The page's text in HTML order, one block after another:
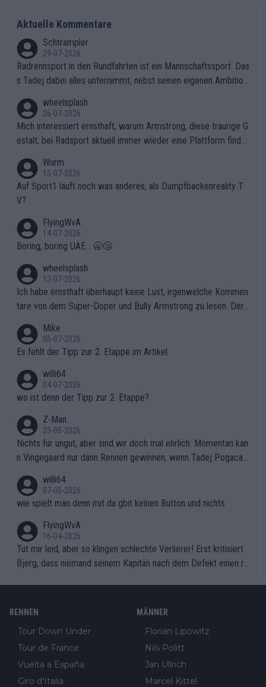
Aktuelle Kommentare
Schtrampler
29-07-2026
Radrennsport in den Rundfahrten ist ein Mannschaftssport. Das
s Tadej dabei alles unternimmt, nebst seinen eigenen Ambition
ganze Team auch mental stark zu machen und konkret am Erf
olg teilzuhaben, ist ihm ganz hoch anzurechnen. Das ist ein Zei
chen weit über den Radsport hinaus.
wheelsplash
26-07-2026
Mich interessiert ernsthaft, warum Armstrong, diese traurige G
estalt, bei Radsport aktuell immer wieder eine Plattform finde
Wurm
15-07-2026
Auf Sport1 läuft noch was anderes, als Dumpfbackenreality T
V?
FlyingWvA
14-07-2026
Boring, boring UAE... 🥱😴
wheelsplash
13-07-2026
Ich habe ernsthaft überhaupt keine Lust, irgenwelche Kommen
tare von dem Super-Doper und Bully Armstrong zu lesen. Der
r die gehört nicht in dieses Medium!
Mike
05-07-2026
Es fehlt der Tipp zur 2. Etappe im Artikel
willi64
04-07-2026
wo ist denn der Tipp zur 2. Etappe?
Z-Man
23-05-2026
Nichts für ungut, aber sind wir doch mal ehrlich: Momentan kan
n Vingegaard nur dann Rennen gewinnen, wenn Tadej Pogacar
willi64
07-05-2026
wie spielt man denn mit da gbit keinen Button und nichts
FlyingWvA
16-04-2026
Tut mir leid, aber so klingen schlechte Verlierer! Erst kritisiert
Bjerg, dass niemand seinem Kapitän nach dem Defekt einen ro
ter mit einem platten Reifen ins Velodrome einfuhr. Schlechter
Defekt anschaut - wer andern eine Grube gräbt, fällt selbst hin
ein.
RENNEN
Tour Down Under
Tour de France
Vuelta a España
Giro d'Italia
MÄNNER
Florian Lipowitz
Nils Politt
Jan Ullrich
Marcel Kittel